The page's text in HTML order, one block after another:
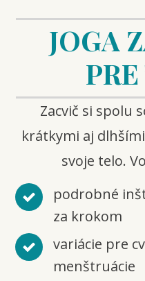
JOGA
Zacvič si spolu
krátkymi aj
svoje telo.
podrobné
za krokom
variácie pre
menštruácie